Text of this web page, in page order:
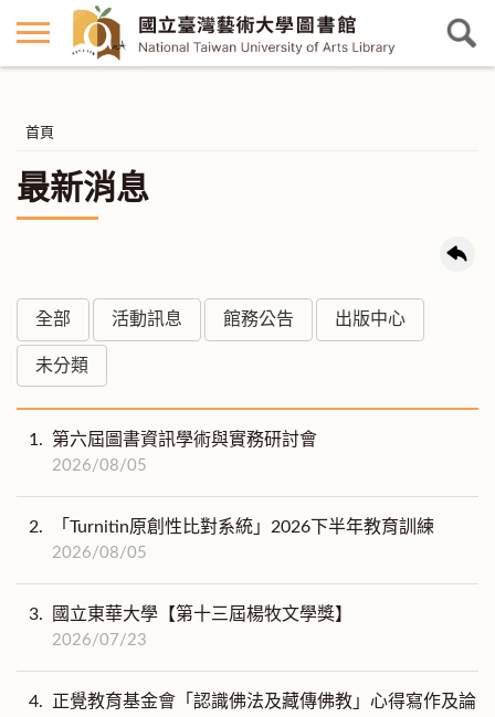
首頁
最新消息
全部 活動訊息 館務公告 出版中心
未分類
1. 第六屆圖書資訊學術與實務研討會
2026/08/05
2. 「Turnitin原創性比對系統」2026下半年教育訓練
2026/08/05
3. 國立東華大學【第十三屆楊牧文學獎】
2026/07/23
4.
正覺教育基金會「認識佛法及藏傳佛教」心得寫作及論